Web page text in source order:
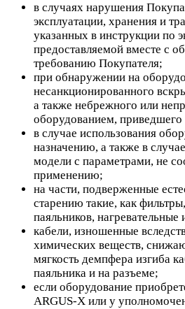
в случаях нарушения
эксплуатации, хранения и
указанных в инструкции по
предоставляемой вместе с
требованию Покупателя;
при обнаружении на
несанкционированного
а также небрежного или
оборудованием,
в случае использования
назначению, а также в
модели с параметрами, не
применению;
на части, подверженные
старению такие, как
паяльников,
кабели, изношенные
химических веществ,
мягкость демпфера изгиба
паяльника и на разъеме;
если оборудование
ARGUS-X или у